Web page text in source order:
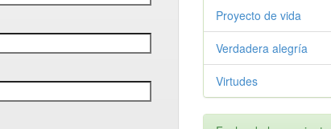
Proyecto de vida
Verdadera alegría
Virtudes